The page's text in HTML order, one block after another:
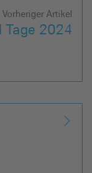
Vorheriger Artikel
Tage 2024